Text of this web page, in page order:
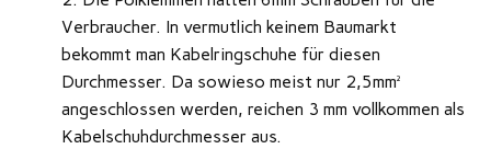
Verbraucher. In vermutlich keinem Baumarkt
bekommt man Kabelringschuhe für diesen
Durchmesser. Da sowieso meist nur 2,5mm²
angeschlossen werden, reichen 3 mm vollkommen als
Kabelschuhdurchmesser aus.